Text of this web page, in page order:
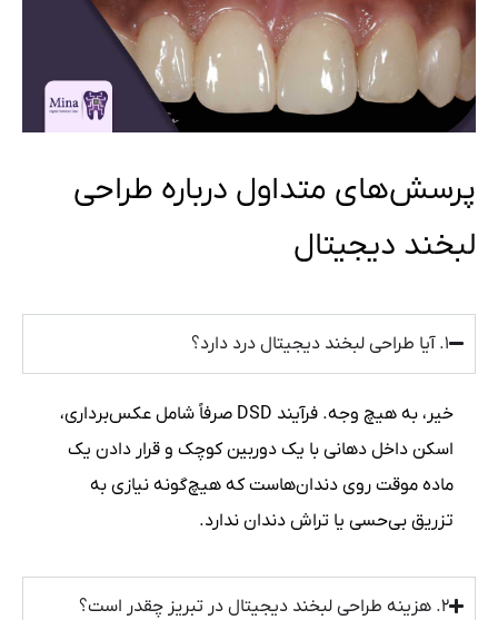
پرسش‌های متداول درباره طراحی
لبخند دیجیتال
۱. آیا طراحی لبخند دیجیتال درد دارد؟
خیر، به هیچ وجه. فرآیند DSD صرفاً شامل عکس‌برداری،
اسکن داخل دهانی با یک دوربین کوچک و قرار دادن یک
ماده موقت روی دندان‌هاست که هیچ‌گونه نیازی به
تزریق بی‌حسی یا تراش دندان ندارد.
۲. هزینه طراحی لبخند دیجیتال در تبریز چقدر است؟